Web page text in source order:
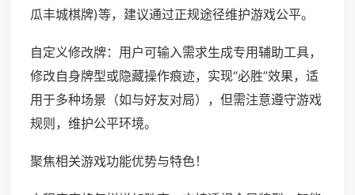
瓜丰城棋牌)等，建议通过正规途径维护游戏公平。
自定义修改牌：用户可输入需求生成专用辅助工具，
修改自身牌型或隐藏操作痕迹，实现“必胜”效果，适
用于多种场景（如与好友对局），但需注意遵守游戏
规则，维护公平环境。
聚焦相关游戏功能优势与特色！